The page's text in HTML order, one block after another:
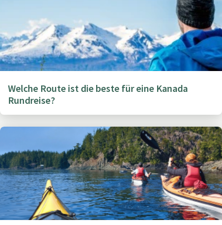
Welche Route ist die beste für eine Kanada
Rundreise?